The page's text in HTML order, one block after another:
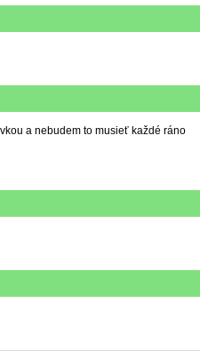
a nebudem to musieť každé ráno